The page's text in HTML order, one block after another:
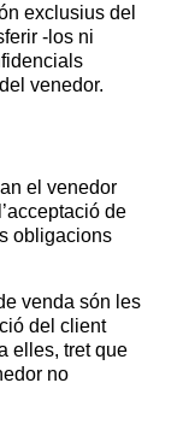
exclusius del
-los ni
venedor.
el venedor
de
obligacions
venda són les
del client
elles, tret que
no